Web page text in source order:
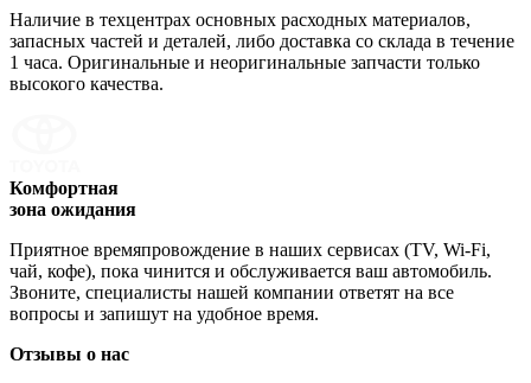
Наличие в техцентрах основных расходных материалов,
запасных частей и деталей, либо доставка со склада в течение
1 часа. Оригинальные и неоригинальные запчасти только
высокого качества.
Комфортная
зона ожидания
Приятное времяпровождение в наших сервисах (TV, Wi-Fi,
чай, кофе), пока чинится и обслуживается ваш автомобиль.
Звоните, специалисты нашей компании ответят на все
вопросы и запишут на удобное время.
Отзывы о нас